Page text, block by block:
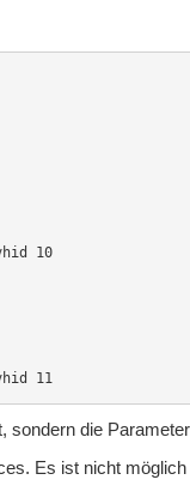
10
11
sondern die
Es ist nicht